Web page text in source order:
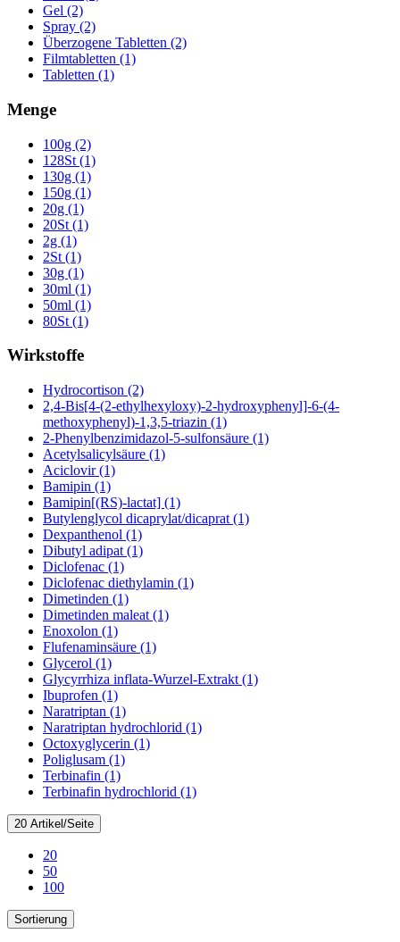
Gel (2)
Spray (2)
Überzogene Tabletten (2)
Filmtabletten (1)
Tabletten (1)
Menge
100g (2)
128St (1)
130g (1)
150g (1)
20g (1)
20St (1)
2g (1)
2St (1)
30g (1)
30ml (1)
50ml (1)
80St (1)
Wirkstoffe
Hydrocortison (2)
2,4-Bis[4-(2-ethylhexyloxy)-2-hydroxyphenyl]-6-(4-
methoxyphenyl)-1,3,5-triazin (1)
2-Phenylbenzimidazol-5-sulfonsäure (1)
Acetylsalicylsäure (1)
Aciclovir (1)
Bamipin (1)
Bamipin[(RS)-lactat] (1)
Butylenglycol dicaprylat/dicaprat (1)
Dexpanthenol (1)
Dibutyl adipat (1)
Diclofenac (1)
Diclofenac diethylamin (1)
Dimetinden (1)
Dimetinden maleat (1)
Enoxolon (1)
Flufenaminsäure (1)
Glycerol (1)
Glycyrrhiza inflata-Wurzel-Extrakt (1)
Ibuprofen (1)
Naratriptan (1)
Naratriptan hydrochlorid (1)
Octoxyglycerin (1)
Poliglusam (1)
Terbinafin (1)
Terbinafin hydrochlorid (1)
20 Artikel/Seite
20
50
100
Sortierung